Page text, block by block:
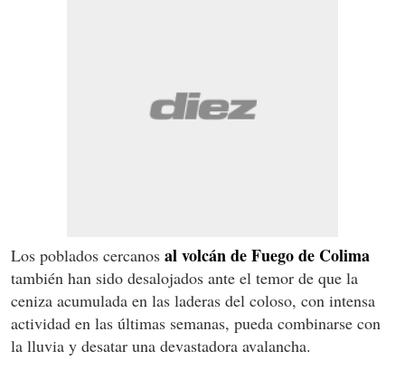
Los poblados cercanos al volcán de Fuego de Colima
también han sido desalojados ante el temor de que la
ceniza acumulada en las laderas del coloso, con intensa
actividad en las últimas semanas, pueda combinarse con
la lluvia y desatar una devastadora avalancha.